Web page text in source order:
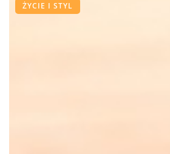
ŻYCIE I STYL